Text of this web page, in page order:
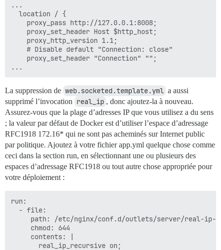
...
  location / {
    proxy_pass http://127.0.0.1:8008;
    proxy_set_header Host $http_host;
    proxy_http_version 1.1;
    # Disable default "Connection: close"
    proxy_set_header "Connection" "";
La suppression de web.socketed.template.yml a aussi
supprimé l’invocation real_ip , donc ajoutez-la à nouveau.
Assurez-vous que la plage d’adresses IP que vous utilisez a du sens
; la valeur par défaut de Docker est d’utiliser l’espace d’adressage
RFC1918 172.16* qui ne sont pas acheminés sur Internet public
par politique. Ajoutez à votre fichier app.yml quelque chose comme
ceci dans la section run, en sélectionnant une ou plusieurs des
espaces d’adressage RFC1918 ou tout autre chose appropriée pour
votre déploiement :
run:
  - file:
path: /etc/nginx/conf.d/outlets/server/real-ip-
     chmod: 644
     contents: |
       real_ip_recursive on;